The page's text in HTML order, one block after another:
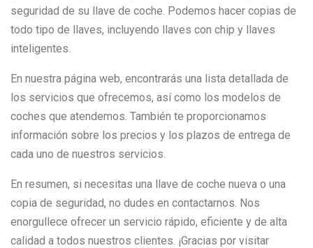
seguridad de su llave de coche. Podemos hacer copias de
todo tipo de llaves, incluyendo llaves con chip y llaves
inteligentes.
En nuestra página web, encontrarás una lista detallada de
los servicios que ofrecemos, así como los modelos de
coches que atendemos. También te proporcionamos
información sobre los precios y los plazos de entrega de
cada uno de nuestros servicios.
En resumen, si necesitas una llave de coche nueva o una
copia de seguridad, no dudes en contactarnos. Nos
enorgullece ofrecer un servicio rápido, eficiente y de alta
calidad a todos nuestros clientes. ¡Gracias por visitar